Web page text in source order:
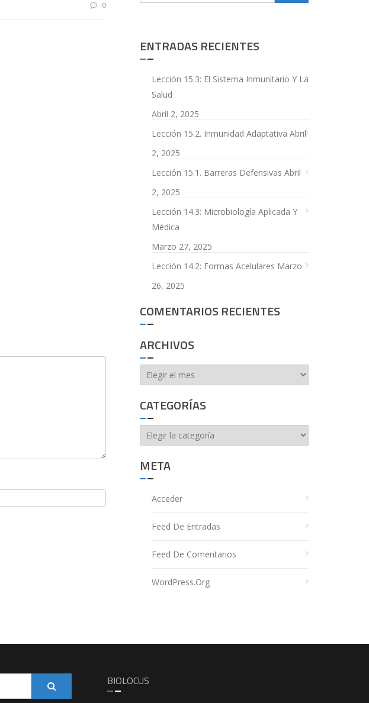
0
ENTRADAS RECIENTES
Lección 15.3: El Sistema Inmunitario Y La
Salud
Abril 2, 2025
Lección 15.2. Inmunidad Adaptativa Abril
2, 2025
Lección 15.1. Barreras Defensivas Abril
2, 2025
Lección 14.3: Microbiología Aplicada Y
Médica
Marzo 27, 2025
Lección 14.2: Formas Acelulares Marzo
26, 2025
COMENTARIOS RECIENTES
ARCHIVOS
Archivos
CATEGORÍAS
Categorías
META
Acceder
Feed De Entradas
Feed De Comentarios
WordPress.org
BIOLOCUS